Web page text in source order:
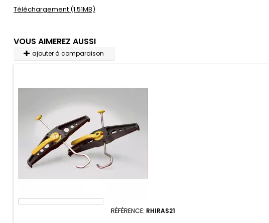
Téléchargement (1.51MB)
VOUS AIMEREZ AUSSI
ajouter à comparaison
RÉFÉRENCE: RHIRAS21